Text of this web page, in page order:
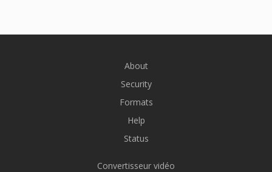
About
Security
Formats
Help
Status
Convertisseur vidéo